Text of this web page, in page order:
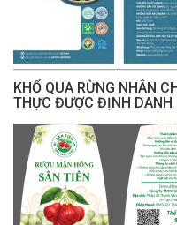
KHỔ QUA RỪNG NHÂN
THỰC ĐƯỢC ĐỊNH DANH